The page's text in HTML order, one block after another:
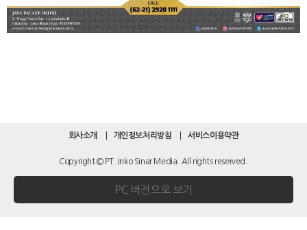
회사소개 개인정보처리방침 서비스이용약관
Copyright © PT. Inko Sinar Media. All rights reserved.
PC 버전으로 보기